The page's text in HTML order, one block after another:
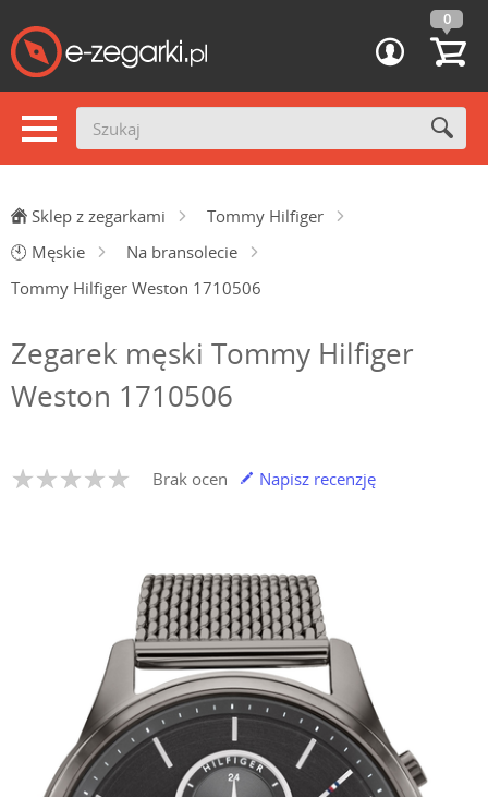
0
Sklep z zegarkami
Tommy Hilfiger
🕙 Męskie
Na bransolecie
Tommy Hilfiger Weston 1710506
Zegarek męski Tommy Hilfiger
Weston 1710506
Brak ocen Napisz recenzję